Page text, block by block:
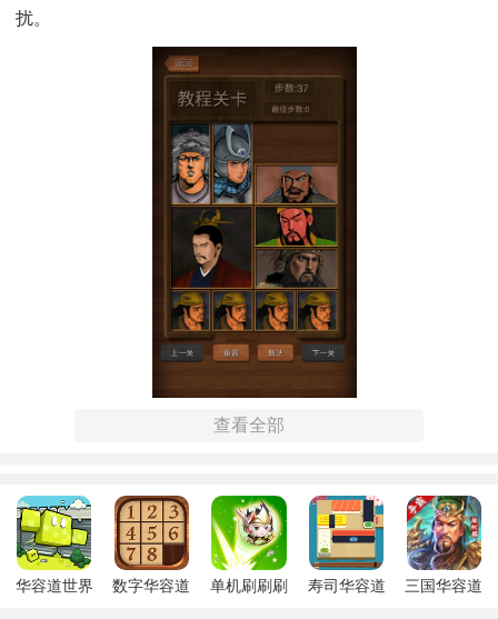
扰。
顺利到达出口，同时确保其他棋子不越界。
2. 规则：每次只能移动一个棋子，且空白的正方形可以移动
到任何相邻的空白位置。合理调整棋子的位置，避免死锁。
查看全部
华容道世界
数字华容道
单机刷刷刷
寿司华容道
三国华容道